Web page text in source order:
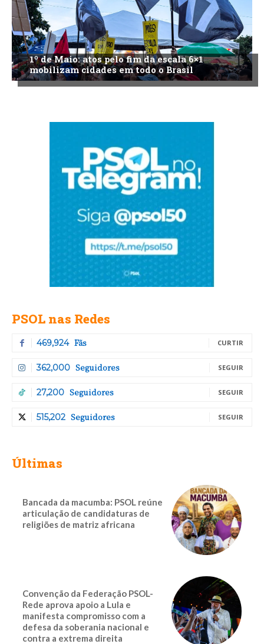
1º de Maio: atos pelo fim da escala 6×1
mobilizam cidades em todo o Brasil
PSOL nas Redes
469,924 Fãs CURTIR
362,000 Seguidores SEGUIR
27,200 Seguidores SEGUIR
515,202 Seguidores SEGUIR
Últimas
Bancada da macumba: PSOL reúne
articulação de candidaturas de
religiões de matriz africana
Convenção da Federação PSOL-
Rede aprova apoio a Lula e
manifesta compromisso com a
defesa da soberania nacional e
contra a extrema direita